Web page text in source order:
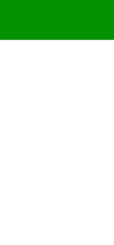
contenido